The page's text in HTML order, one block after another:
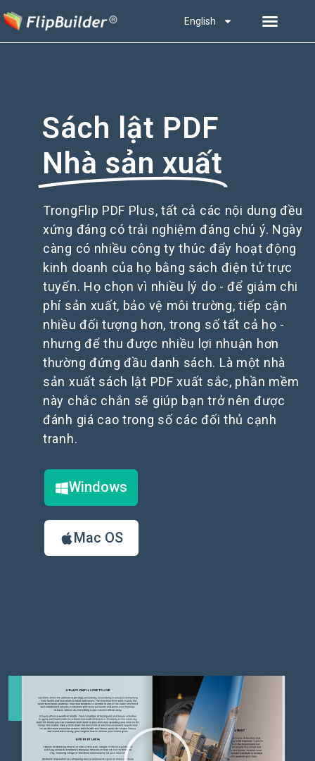
English
Sách lật PDF
Nhà sản xuất
TrongFlip PDF Plus, tất cả các nội dung đều
xứng đáng có trải nghiệm đáng chú ý. Ngày
càng có nhiều công ty thúc đẩy hoạt động
kinh doanh của họ bằng sách điện tử trực
tuyến. Họ chọn vì nhiều lý do - để giảm chi
phí sản xuất, bảo vệ môi trường, tiếp cận
nhiều đối tượng hơn, trong số tất cả họ -
nhưng để thu được nhiều lợi nhuận hơn
thường đứng đầu danh sách. Là một nhà
sản xuất sách lật PDF xuất sắc, phần mềm
này chắc chắn sẽ giúp bạn trở nên được
đánh giá cao trong số các đối thủ cạnh
tranh.
Windows
Mac OS